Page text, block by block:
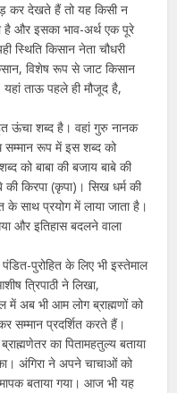
कर देखते हैं तो यह किसी न
है और इसका भाव-अर्थ एक पूरे
किसान नेता चौधरी
विशेष रूप से जाट किसान
ताऊ पहले ही मौजूद है,
ऊंचा शब्द है। वहां गुरु नानक
सम्मान रूप में इस शब्द को
को बाबा की बजाय बाबे की
किरपा (कृपा)। सिख धर्म की
साथ प्रयोग में लाया जाता है।
और इतिहास बदलने वाला
पुरोहित के लिए भी इस्तेमाल
त्रिपाठी ने लिखा,
में अब भी आम लोग ब्राह्मणों को
सम्मान प्रदर्शित करते हैं।
का पितामहतुल्य बताया
अंगिरा ने अपने चाचाओं को
मापक बताया गया। आज भी यह